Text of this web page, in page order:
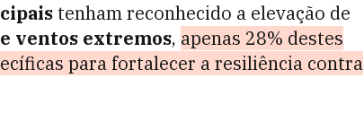
tenham reconhecido a elevação de
ventos extremos, apenas 28% destes
para fortalecer a resiliência contra